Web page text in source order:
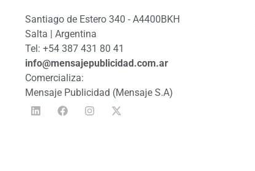
Santiago de Estero 340 - A4400BKH
Salta | Argentina
Tel: +54 387 431 80 41
info@mensajepublicidad.com.ar
Comercializa:
Mensaje Publicidad (Mensaje S.A)